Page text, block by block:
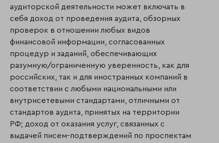
аудиторской деятельности может включать в
себя доход от проведения аудита, обзорных
проверок в отношении любых видов
финансовой информации, согласованных
процедур и заданий, обеспечивающих
разумную/ограниченную уверенность, как для
российских, так и для иностранных компаний в
соответствии с любыми националь­ными или
внутрисетевыми стандартами, отличными от
стандартов аудита, принятых на территории
РФ; доход от оказания услуг, связанных с
выдачей писем-подтверждений по проспектам